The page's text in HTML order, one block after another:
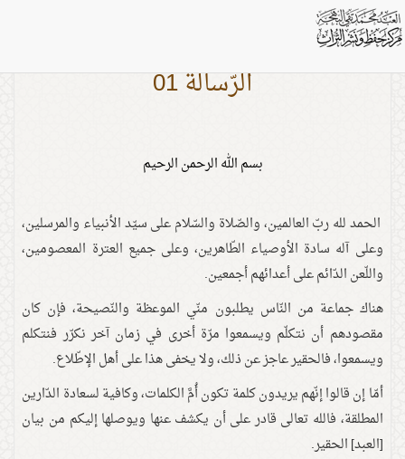
الرّسالة 01
بسم الله الرحمن الرحيم
الحمد لله ربّ العالمين، والصّلاة والسّلام على سيّد الأنبياء والمرسلين،
وعلى آله سادة الأوصياء الطّاهرين، وعلى جميع العترة المعصومين،
واللّعن الدّائم على أعدائهم أجمعين.
هناك جماعة من النّاس يطلبون منّي الموعظة والنّصيحة، فإن كان
مقصودهم أن نتكلّم ويسمعوا مرّة أخرى في زمان آخر نكرّر فنتكلم
ويسمعوا، فالحقير عاجز عن ذلك، ولا يخفى هذا على أهل الإطّلاع.
أمّا إن قالوا إنّهم يريدون كلمة تكون أُمَّ الكلمات، وكافية لسعادة الدّارين
المطلقة، فالله تعالى قادر على أن يكشف عنها ويوصلها إليكم من بيان
[العبد] الحقير.